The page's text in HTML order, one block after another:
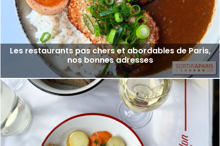
Les restaurants pas chers et abordables de Paris,
nos bonnes adresses